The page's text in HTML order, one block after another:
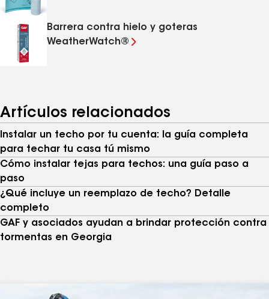
Barrera contra hielo y goteras
WeatherWatch®
Artículos relacionados
Instalar un techo por tu cuenta: la guía completa
para techar tu casa tú mismo
Cómo instalar tejas para techos: una guía paso a
paso
¿Qué incluye un reemplazo de techo? Detalle
completo
GAF y asociados ayudan a brindar protección contra
tormentas en Georgia